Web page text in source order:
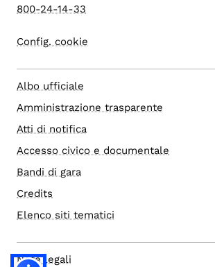
800-24-14-33
Config. cookie
Albo ufficiale
Amministrazione trasparente
Atti di notifica
Accesso civico e documentale
Bandi di gara
Credits
Elenco siti tematici
Note legali